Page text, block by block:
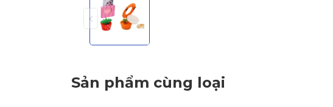
Sản phẩm cùng loại